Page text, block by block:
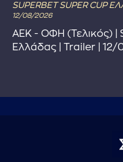
SUPERBET SUPER CUP
12/08/2026
ΑΕΚ - ΟΦΗ (Τελικός) |
Ελλάδας | Trailer |